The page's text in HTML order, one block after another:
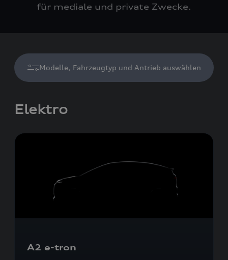
für mediale und private Zwecke.
Modelle, Fahrzeugtyp und Antrieb auswählen
Elektro
A2 e-tron